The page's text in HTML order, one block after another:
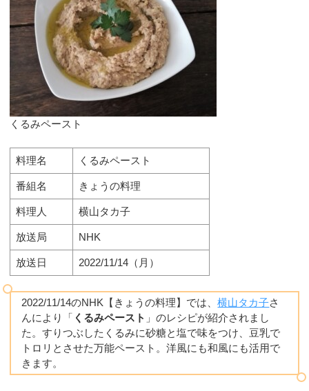
くるみペースト
料理名 くるみペースト
番組名 きょうの料理
料理人 横山タカ子
放送局 NHK
放送日 2022/11/14（月）
2022/11/14のNHK【きょうの料理】では、横山タカ子さ
んにより「 くるみペースト 」のレシピが紹介されまし
た。すりつぶしたくるみに砂糖と塩で味をつけ、豆乳で
トロリとさせた万能ペースト。洋風にも和風にも活用で
きます。